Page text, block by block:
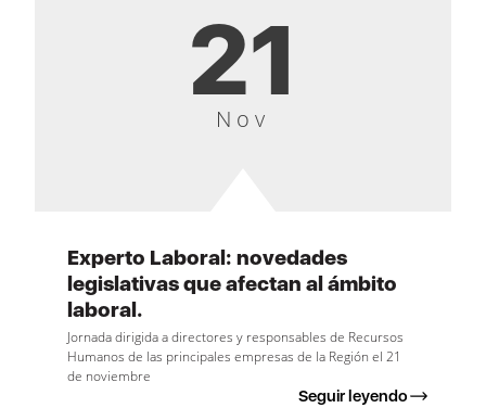
21
Nov
Experto Laboral: novedades
legislativas que afectan al ámbito
laboral.
Jornada dirigida a directores y responsables de Recursos
Humanos de las principales empresas de la Región el 21
de noviembre
Seguir leyendo